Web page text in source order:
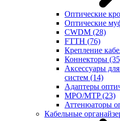
Оптические
Оптические
CWDM (28)
FTTH (76)
Крепление
Коннекторы
Аксессуары
систем (14)
Адаптеры
MPO/MTP(23)
Аттенюаторы
Кабельные